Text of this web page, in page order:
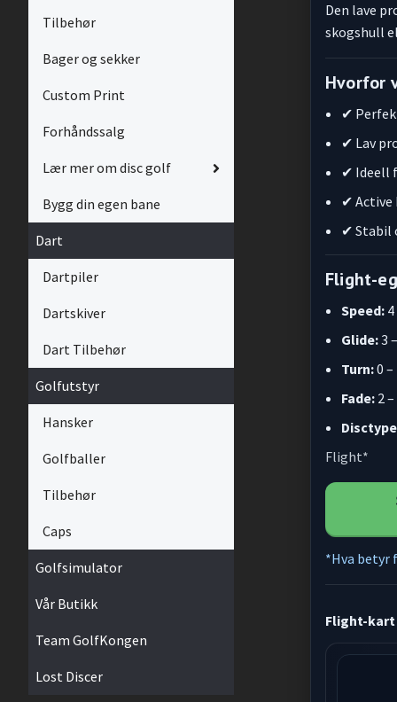
Tilbehør
Bager og sekker
Custom Print
Forhåndssalg
Lær mer om disc golf
Bygg din egen bane
Dart
Dartpiler
Dartskiver
Dart Tilbehør
Golfutstyr
Hansker
Golfballer
Tilbehør
Caps
Golfsimulator
Vår Butikk
Team GolfKongen
Lost Discer
Den lave
skogshull
Hvorfor
✔
✔ Lav
✔ Ideell
✔ Active
✔ Stabil
Flight-
Speed:
Glide:3
Turn:0
Fade: 2
Flight*
*Hva betyr
Flight-kart